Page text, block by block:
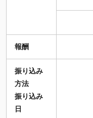
報酬
振り込み
方法
振り込み
日